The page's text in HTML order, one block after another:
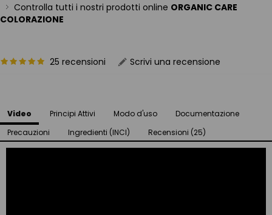
Controlla tutti i nostri prodotti online ORGANIC CARE
COLORAZIONE
25 recensioni Scrivi una recensione
Video Principi Attivi Modo d'uso
Documentazione
Precauzioni
Ingredienti (INCI) Recensioni (25)